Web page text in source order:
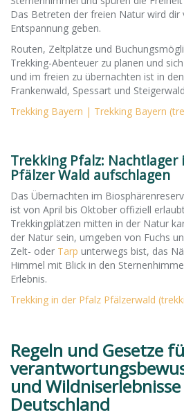
Das Betreten der freien Natur wird dir
Entspannung geben.
Routen, Zeltplätze und
Trekking-Abenteuer zu planen und
und im freien zu übernachten ist in
Frankenwald, Spessart und
Trekking Bayern | Trekking Bayern
Trekking Pfalz:
Pfälzer Wald aufschlagen
Das Übernachten im
ist von April bis Oktober offiziell
Trekkingplätzen mitten in der Natur
der Natur sein, umgeben von Fuchs
Zelt- oder Tarp unterwegs bist, das
Himmel mit Blick in den
Erlebnis.
Trekking in der Pfalz Pfälzerwald
Regeln und Gesetze
und
Deutschland